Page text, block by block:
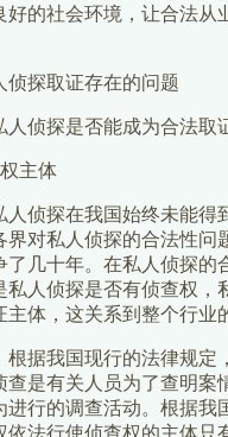
好的社会环境，让合法从
侦探取证存在的问题
人侦探是否能成为合法取
主体
人侦探在我国始终未能得
界对私人侦探的合法性问
了几十年。在私人侦探的
私人侦探是否有侦查权，
主体，这关系到整个行业
根据我国现行的法律规定
查是有关人员为了查明案
进行的调查活动。根据我